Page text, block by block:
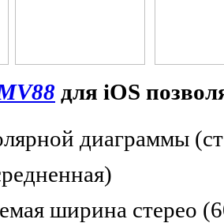
для iOS
диаграммы
ширина стерео